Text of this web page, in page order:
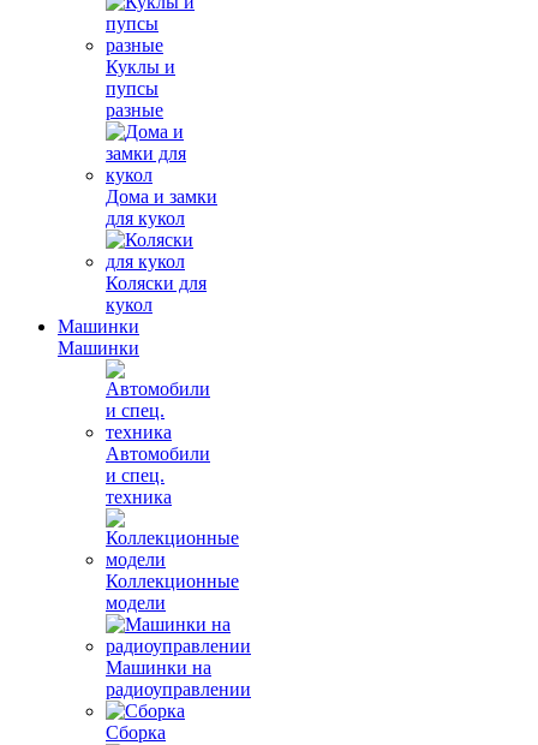
Куклы и
пупсы
разные
Дома и замки
для кукол
Коляски для
кукол
Машинки
Машинки
Автомобили
и спец.
техника
Коллекционные
модели
Машинки на
радиоуправлении
Сборка